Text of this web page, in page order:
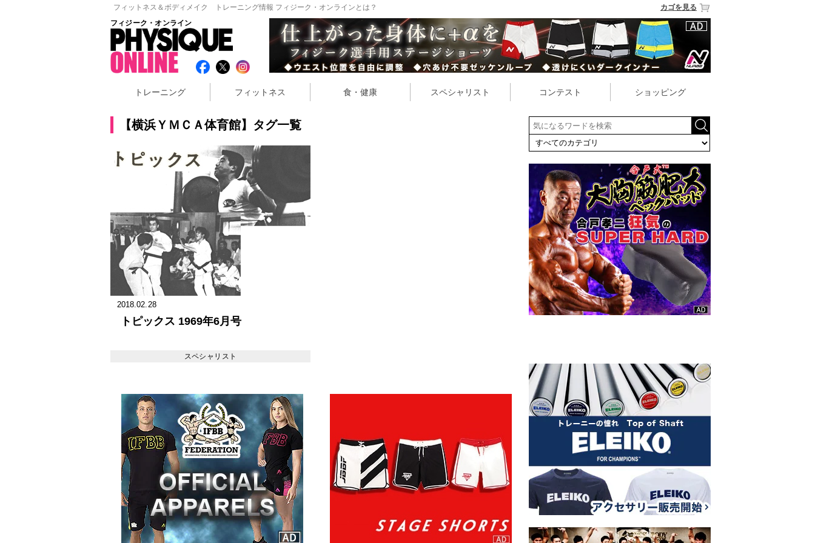
フィットネス＆ボディメイク トレーニング情報 フィジーク・オンラインとは？
カゴを見る
フィジーク・オンライン
トレーニング フィットネス 食・健康 スペシャリスト コンテスト ショッピング
【横浜ＹＭＣＡ体育館】タグ一覧
2018.02.28
トピックス 1969年6月号
スペシャリスト